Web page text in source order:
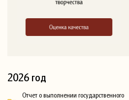
2026 год
Отчет о выполнении государственного